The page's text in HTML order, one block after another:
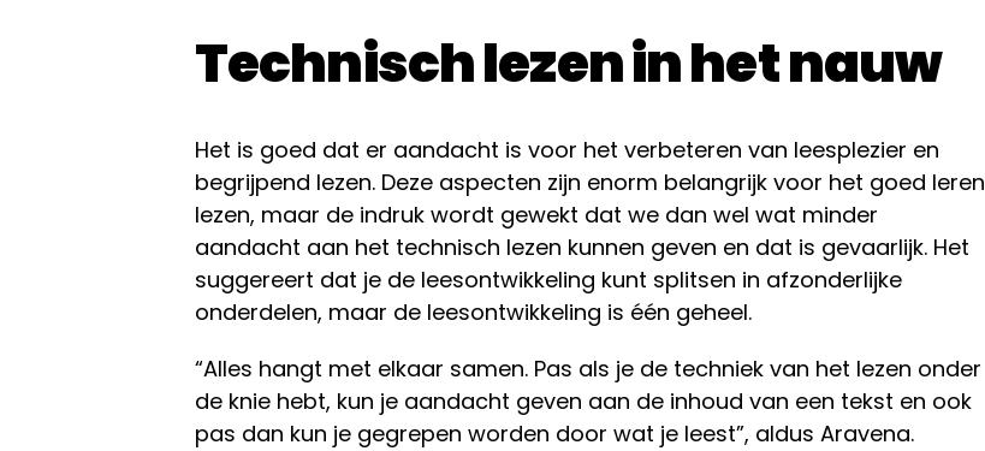
Technisch lezen in het nauw
Het is goed dat er aandacht is voor het verbeteren van leesplezier en
begrijpend lezen. Deze aspecten zijn enorm belangrijk voor het goed leren
lezen, maar de indruk wordt gewekt dat we dan wel wat minder
aandacht aan het technisch lezen kunnen geven en dat is gevaarlijk. Het
suggereert dat je de leesontwikkeling kunt splitsen in afzonderlijke
onderdelen, maar de leesontwikkeling is één geheel.
“Alles hangt met elkaar samen. Pas als je de techniek van het lezen onder
de knie hebt, kun je aandacht geven aan de inhoud van een tekst en ook
pas dan kun je gegrepen worden door wat je leest”, aldus Aravena.